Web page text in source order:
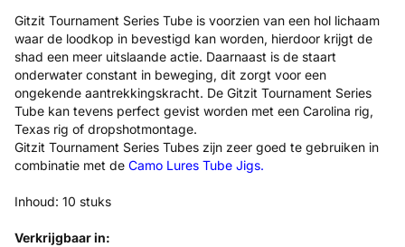
Gitzit Tournament Series Tube is voorzien van een hol lichaam
waar de loodkop in bevestigd kan worden, hierdoor krijgt de
shad een meer uitslaande actie. Daarnaast is de staart
onderwater constant in beweging, dit zorgt voor een
ongekende aantrekkingskracht. De Gitzit Tournament Series
Tube kan tevens perfect gevist worden met een Carolina rig,
Texas rig of dropshotmontage.
Gitzit Tournament Series Tubes zijn zeer goed te gebruiken in
combinatie met de Camo Lures Tube Jigs.
Inhoud: 10 stuks
Verkrijgbaar in: